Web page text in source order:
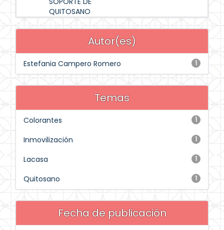
QUITOSANO
Autor(es)
1
Estefania Campero Romero
Temas
1
Colorantes
1
Inmovilización
1
Lacasa
1
Quitosano
Fecha de publicación